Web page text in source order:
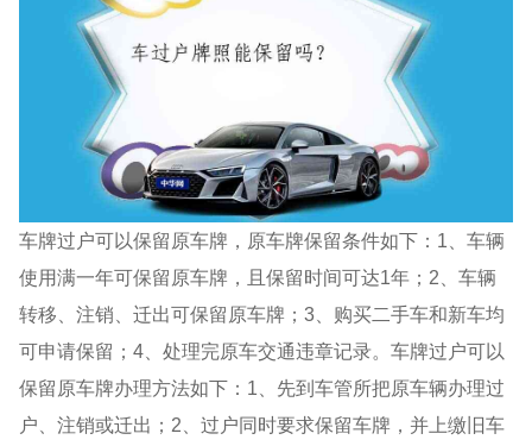
车牌过户可以保留原车牌，原车牌保留条件如下：1、车辆
使用满一年可保留原车牌，且保留时间可达1年；2、车辆
转移、注销、迁出可保留原车牌；3、购买二手车和新车均
可申请保留；4、处理完原车交通违章记录。车牌过户可以
保留原车牌办理方法如下：1、先到车管所把原车辆办理过
户、注销或迁出；2、过户同时要求保留车牌，并上缴旧车